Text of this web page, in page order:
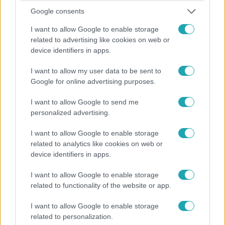
Google consents
I want to allow Google to enable storage
related to advertising like cookies on web or
device identifiers in apps.
I want to allow my user data to be sent to
Google for online advertising purposes.
I want to allow Google to send me
personalized advertising.
I want to allow Google to enable storage
related to analytics like cookies on web or
device identifiers in apps.
I want to allow Google to enable storage
related to functionality of the website or app.
I want to allow Google to enable storage
related to personalization.
autóbalesetről tudósított
Egymás után két baleset.
Egyenesen a Buckingham-palota elől, II. Erzsébet